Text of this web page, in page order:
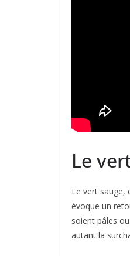
Le
Le vert sauge,
évoque un
soient pâles
autant la